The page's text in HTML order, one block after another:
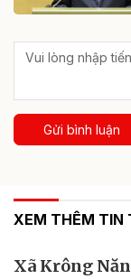
Gửi bình luận
XEM THÊM TIN
Xã Krông